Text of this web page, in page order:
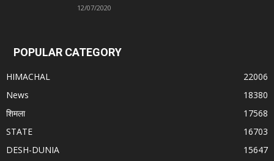
12/07/2020
POPULAR CATEGORY
HIMACHAL
22006
News
18380
शिमला
17568
STATE
16703
DESH-DUNIA
15647